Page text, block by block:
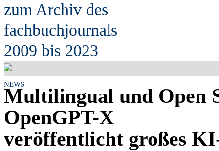
zum Archiv des
fachbuchjournals
2009 bis 2023
NEWS
Multilingual und Open
OpenGPT-X
veröffentlicht großes